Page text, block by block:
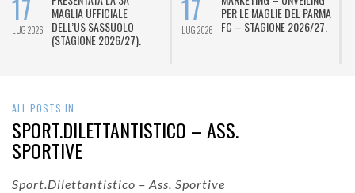
2026
PER LE MAGLIE DEL PARMA
FC – STAGIONE 2026/27.
17
LUG 2026
SPORT PER L’ESTATHÉ
LBA FACEOFF 2026
ALL POSTS IN
SPORT.DILETTANTISTICO – ASS.
SPORTIVE
Sport.Dilettantistico – Ass. Sportive